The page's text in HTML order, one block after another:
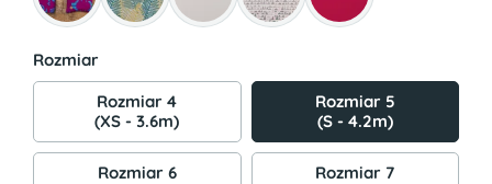
Rozmiar
Rozmiar 4
(XS - 3.6m)
Rozmiar 5
(S - 4.2m)
Rozmiar 6
Rozmiar 7